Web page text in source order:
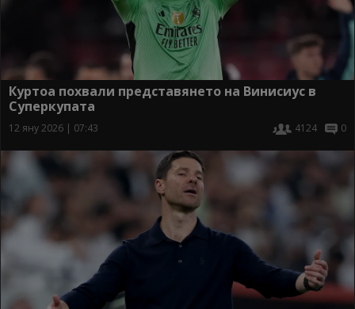
Куртоа похвали представянето на Винисиус в
Суперкупата
12 яну 2026 | 07:43 4124 0